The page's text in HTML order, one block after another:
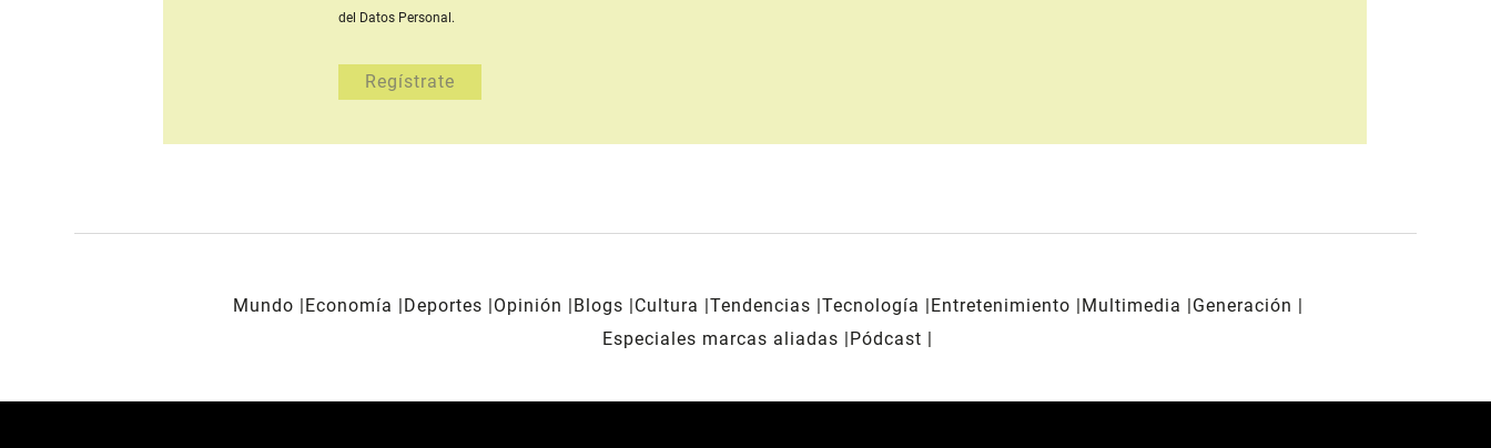
del Datos Personal.
Mundo Economía Deportes Opinión Blogs Cultura Tendencias Tecnología Entretenimiento Multimedia
Generación
Especiales marcas aliadas
Pódcast